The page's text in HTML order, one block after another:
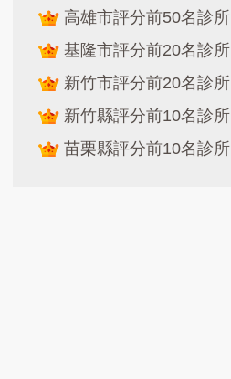
高雄市評分前50名診所
基隆市評分前20名診所
新竹市評分前20名診所
新竹縣評分前10名診所
苗栗縣評分前10名診所